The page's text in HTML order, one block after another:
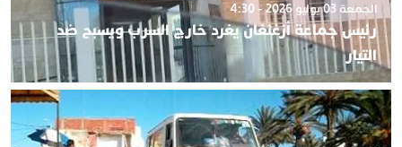
الجمعة 03 يوليو 2026 - 4:30
رئيس جماعة أزغنغان يغرد خارج السرب ويسبح ضد
التيار